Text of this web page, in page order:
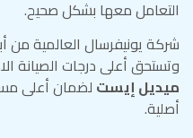
التعامل معها بشكل صحيح.
شركة يونيفرسال العالمية من
وتستحق أعلى درجات الصيانة
ميديل إيست لضمان أعلى
أصلية.